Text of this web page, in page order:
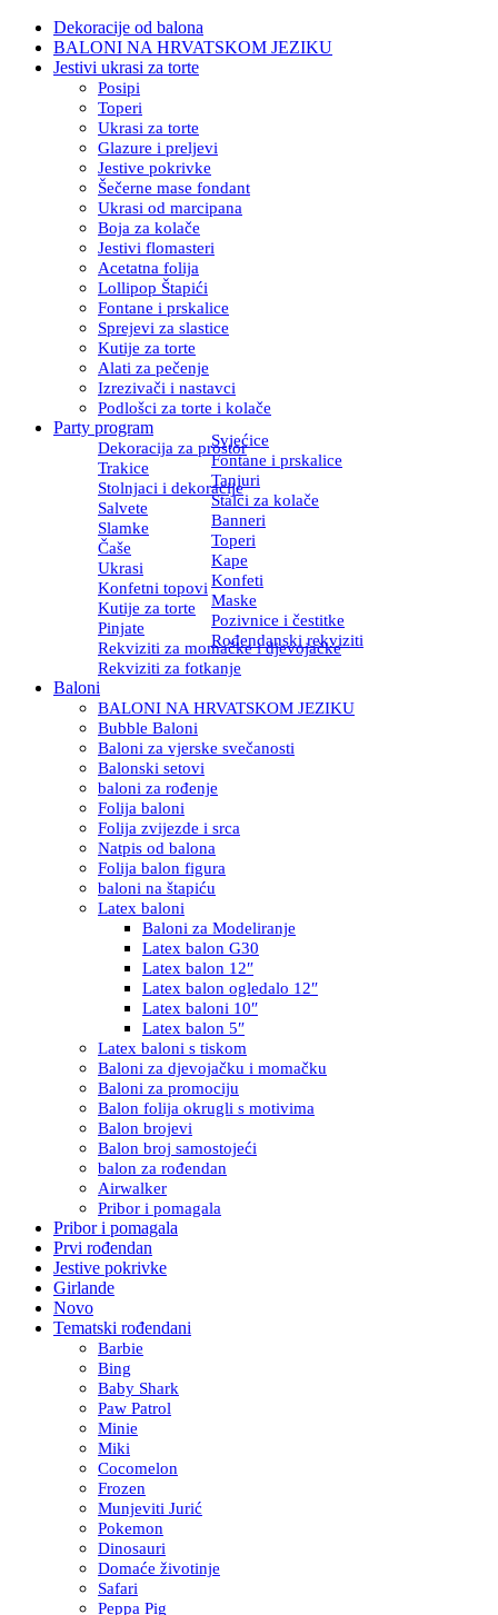
Dekoracije od balona
BALONI NA HRVATSKOM JEZIKU
Jestivi ukrasi za torte
Posipi
Toperi
Ukrasi za torte
Glazure i preljevi
Jestive pokrivke
Šečerne mase fondant
Ukrasi od marcipana
Boja za kolače
Jestivi flomasteri
Acetatna folija
Lollipop Štapići
Fontane i prskalice
Sprejevi za slastice
Kutije za torte
Alati za pečenje
Izrezivači i nastavci
Podlošci za torte i kolače
Party program
Dekoracija za prostor
Svjećice
Trakice
Fontane i prskalice
Stolnjaci i dekoracije
Tanjuri
Salvete
Stalci za kolače
Slamke
Banneri
Čaše
Toperi
Ukrasi
Kape
Konfetni topovi Konfeti
Kutije za torte
Maske
Pinjate
Pozivnice i čestitke
Rekviziti za momačke i djevojačke
Rođendanski rekviziti
Rekviziti za fotkanje
Baloni
BALONI NA HRVATSKOM JEZIKU
Bubble Baloni
Baloni za vjerske svečanosti
Balonski setovi
baloni za rođenje
Folija baloni
Folija zvijezde i srca
Natpis od balona
Folija balon figura
baloni na štapiću
Latex baloni
Baloni za Modeliranje
Latex balon G30
Latex balon 12″
Latex balon ogledalo 12″
Latex baloni 10″
Latex balon 5″
Latex baloni s tiskom
Baloni za djevojačku i momačku
Baloni za promociju
Balon folija okrugli s motivima
Balon brojevi
Balon broj samostojeći
balon za rođendan
Airwalker
Pribor i pomagala
Pribor i pomagala
Prvi rođendan
Jestive pokrivke
Girlande
Novo
Tematski rođendani
Barbie
Bing
Baby Shark
Paw Patrol
Minie
Miki
Cocomelon
Frozen
Munjeviti Jurić
Pokemon
Dinosauri
Domaće životinje
Safari
Peppa Pig